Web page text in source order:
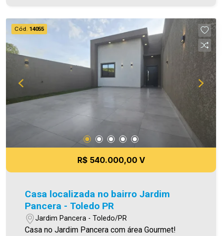
informações aqui prestadas são verdadeiras,
todavia, reservamo-nos o direito de corrigir
qualquer erro de digitação e/ou ortografia, bem
como alteração dos preços e imagens. Fotos
meramente ilustrativas.
Cód. 14055
R$ 540.000,00 V
Casa localizada no bairro Jardim
Pancera - Toledo PR
Jardim Pancera - Toledo/PR
Casa no Jardim Pancera com área Gourmet!